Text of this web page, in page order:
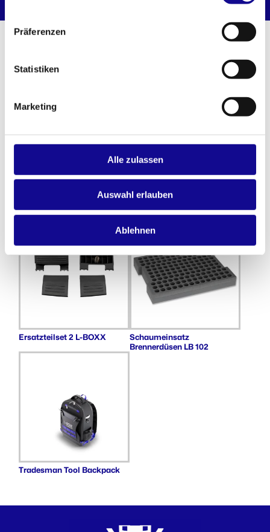
Präferenzen
Statistiken
Marketing
Alle zulassen
Auswahl erlauben
Ablehnen
BOXX SYSTEM
iB 72
Ersatzteilset 2 L-BOXX
Schaumeinsatz
Brennerdüsen LB 102
Tradesman Tool Backpack